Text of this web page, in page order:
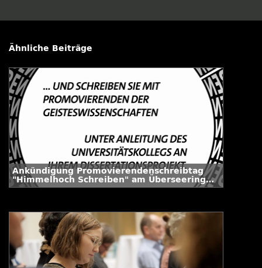
Ähnliche Beiträge
Ankündigung Promovierendenschreibtag
"Himmelhoch Schreiben" am Überseering
35 // 20.02.2020